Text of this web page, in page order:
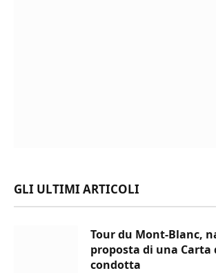
GLI ULTIMI ARTICOLI
Tour du Mont-Blanc,
proposta di una Carta
condotta